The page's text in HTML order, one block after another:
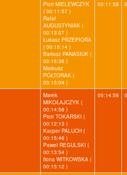
Piotr MIELEWCZYK
( 00:11:57 )
Rafał
AUGUSTYNIAK (
00:13:07 )
Łukasz PRZEPIORA
( 00:15:14 )
Bartosz PANASIUK (
00:16:36 )
Mateusz
PÓŁTORAK (
00:15:04 )
00:11:58
Marek
MIKOŁAJCZYK (
00:14:58 )
Piotr TOKARSKI (
00:12:13 )
Kacper PALUCH (
00:15:46 )
Paweł REGULSKI (
00:13:54 )
Ilona WITKOWSKA (
00:15:12 )
00:14:59